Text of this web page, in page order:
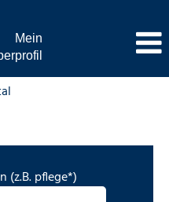
Mein
(z.B. pflege*)